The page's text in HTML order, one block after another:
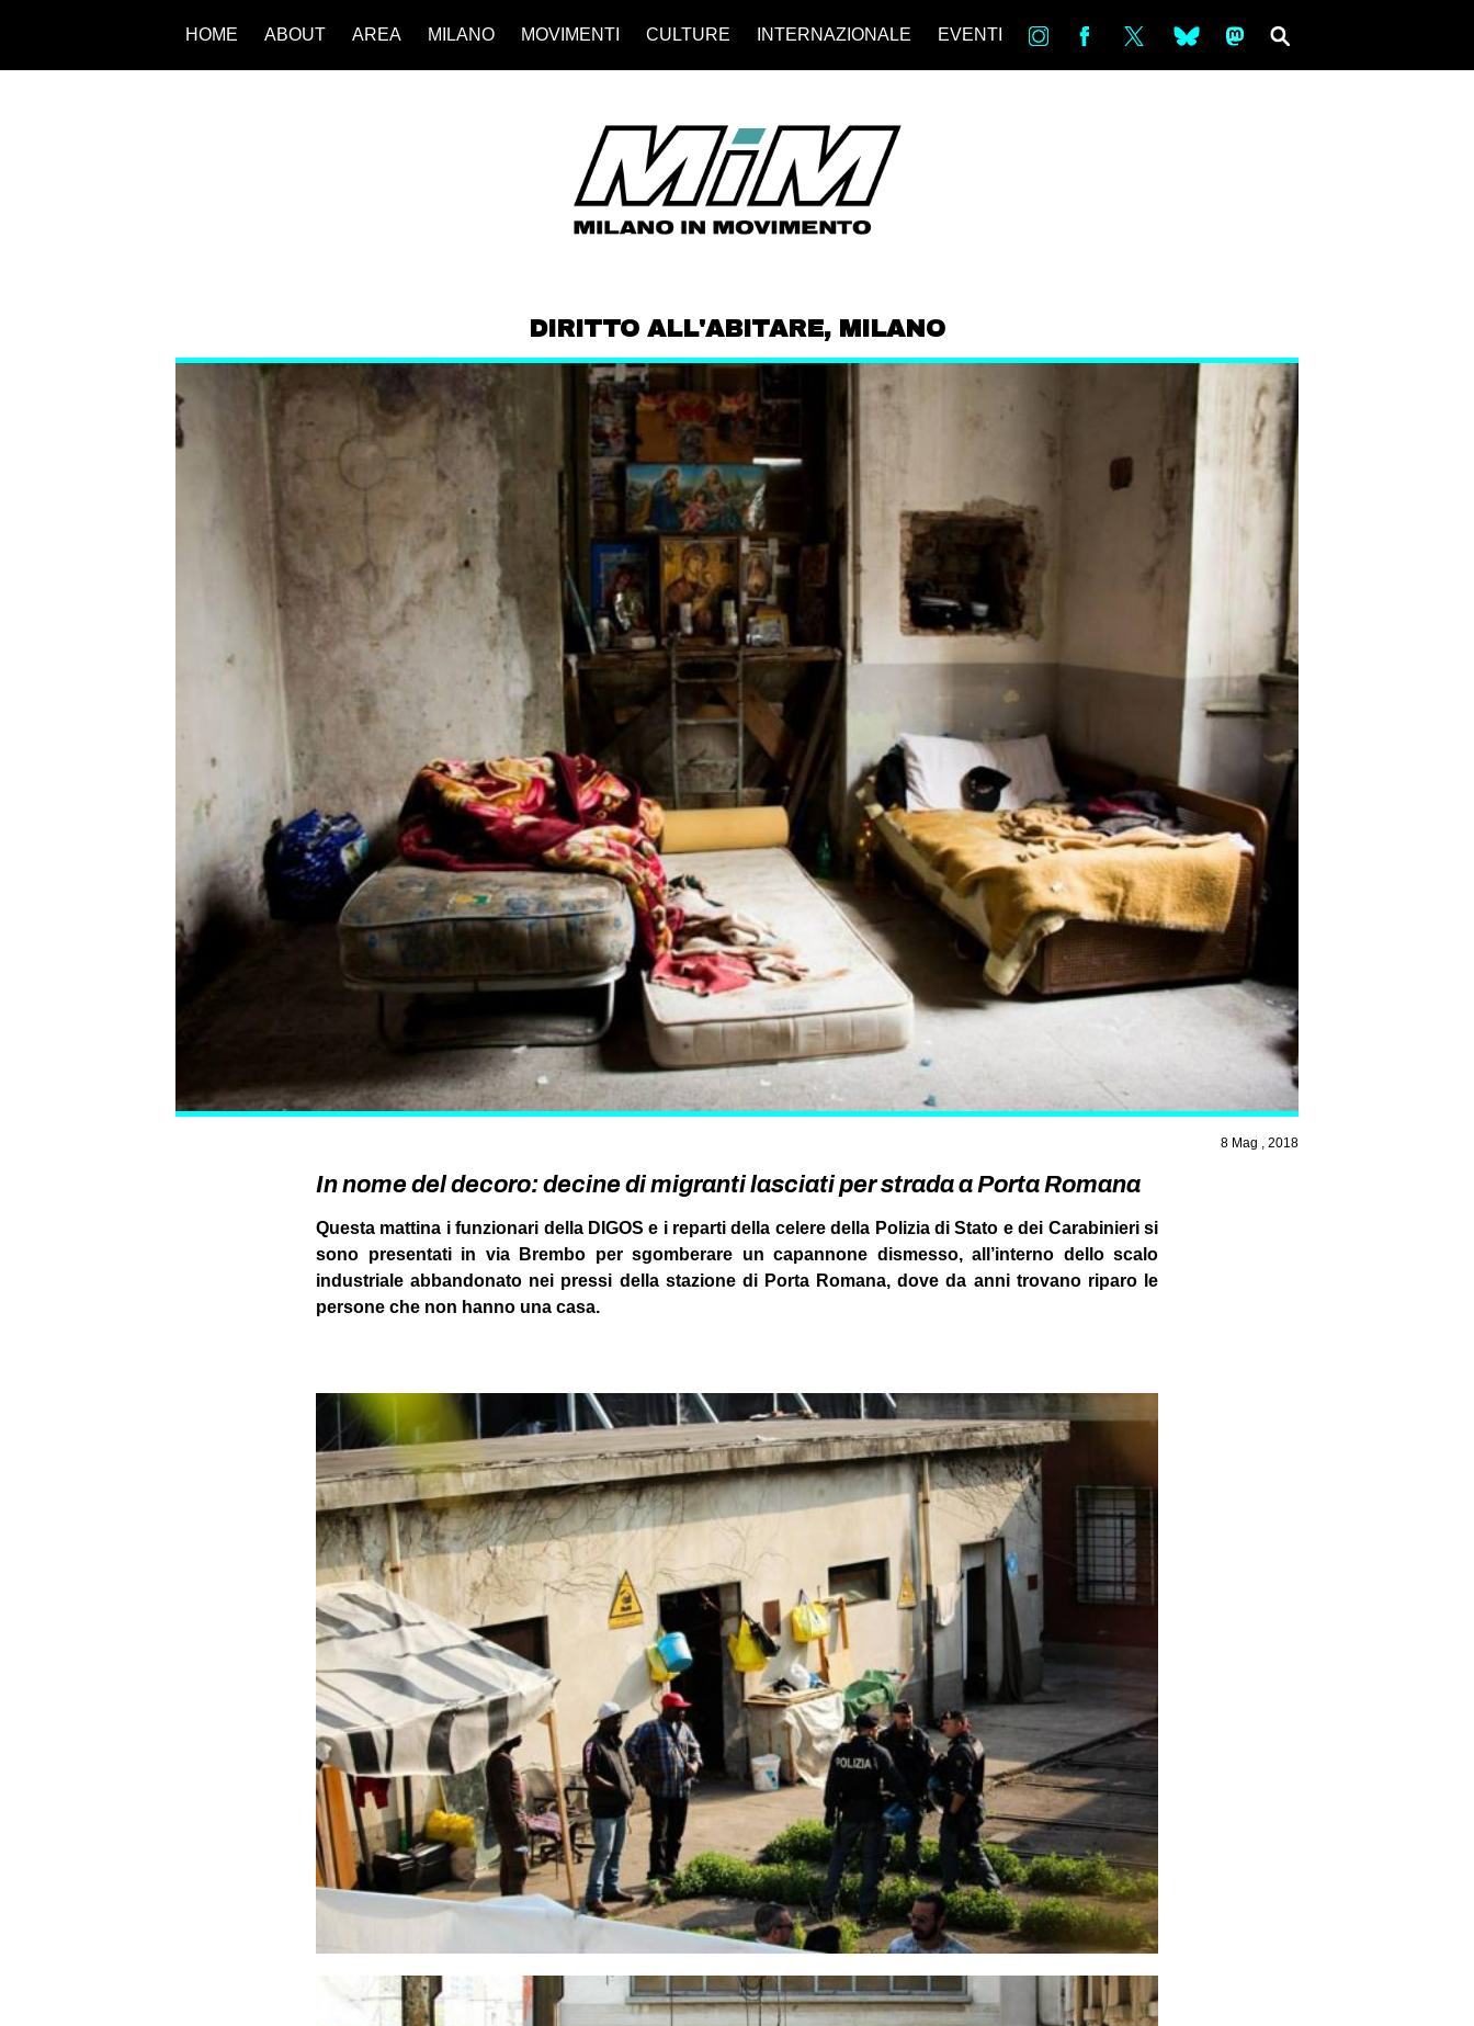
HOME ABOUT AREA MILANO MOVIMENTI CULTURE INTERNAZIONALE EVENTI in bsky ms
DIRITTO ALL'ABITARE, MILANO
8 Mag , 2018
In nome del decoro: decine di migranti lasciati per strada a Porta Romana
Questa mattina i funzionari della DIGOS e i reparti della celere della Polizia di Stato e dei Carabinieri si
sono presentati in via Brembo per sgomberare un capannone dismesso, all’interno dello scalo
industriale abbandonato nei pressi della stazione di Porta Romana, dove da anni trovano riparo le
persone che non hanno una casa.